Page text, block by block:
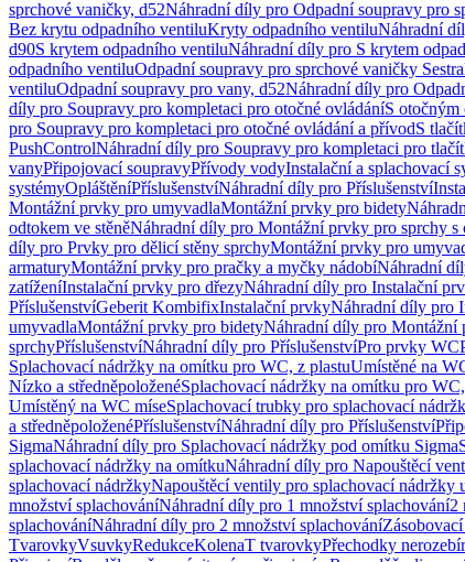
sprchové vaničky, d52Náhradní díly pro Odpadní soupravy pro
Bez krytu odpadního ventiluKryty odpadního ventiluNáhradní
d90S krytem odpadního ventiluNáhradní díly pro S krytem
odpadního ventiluOdpadní soupravy pro sprchové vaničky Sestra
ventiluOdpadní soupravy pro vany, d52Náhradní díly pro
díly pro Soupravy pro kompletaci pro otočné ovládáníS otočným
pro Soupravy pro kompletaci pro otočné ovládání a přívodS
PushControlNáhradní díly pro Soupravy pro kompletaci pro
vanyPřipojovací soupravyPřívody vodyInstalační a splachovací
systémyOpláštěníPříslušenstvíNáhradní díly pro Příslušenství
Montážní prvky pro umyvadlaMontážní prvky pro bidety
odtokem ve stěněNáhradní díly pro Montážní prvky pro sprchy s
díly pro Prvky pro dělicí stěny sprchyMontážní prvky pro
armaturyMontážní prvky pro pračky a myčky nádobíNáhradní
zatíženíInstalační prvky pro dřezyNáhradní díly pro Instalační
PříslušenstvíGeberit KombifixInstalační prvkyNáhradní díly pro
umyvadlaMontážní prvky pro bidetyNáhradní díly pro Montážní
sprchyPříslušenstvíNáhradní díly pro PříslušenstvíPro prvky WC
Splachovací nádržky na omítku pro WC, z plastuUmístěné na
Nízko a středněpoloženéSplachovací nádržky na omítku pro
Umístěný na WC míseSplachovací trubky pro splachovací
a středněpoloženéPříslušenstvíNáhradní díly pro Příslušenství
SigmaNáhradní díly pro Splachovací nádržky pod omítku Sigma
splachovací nádržky na omítkuNáhradní díly pro Napouštěcí
splachovací nádržkyNapouštěcí ventily pro splachovací nádržky
množství splachováníNáhradní díly pro 1 množství splachování2
splachováníNáhradní díly pro 2 množství splachování
TvarovkyVsuvkyRedukceKolenaT tvarovkyPřechodky